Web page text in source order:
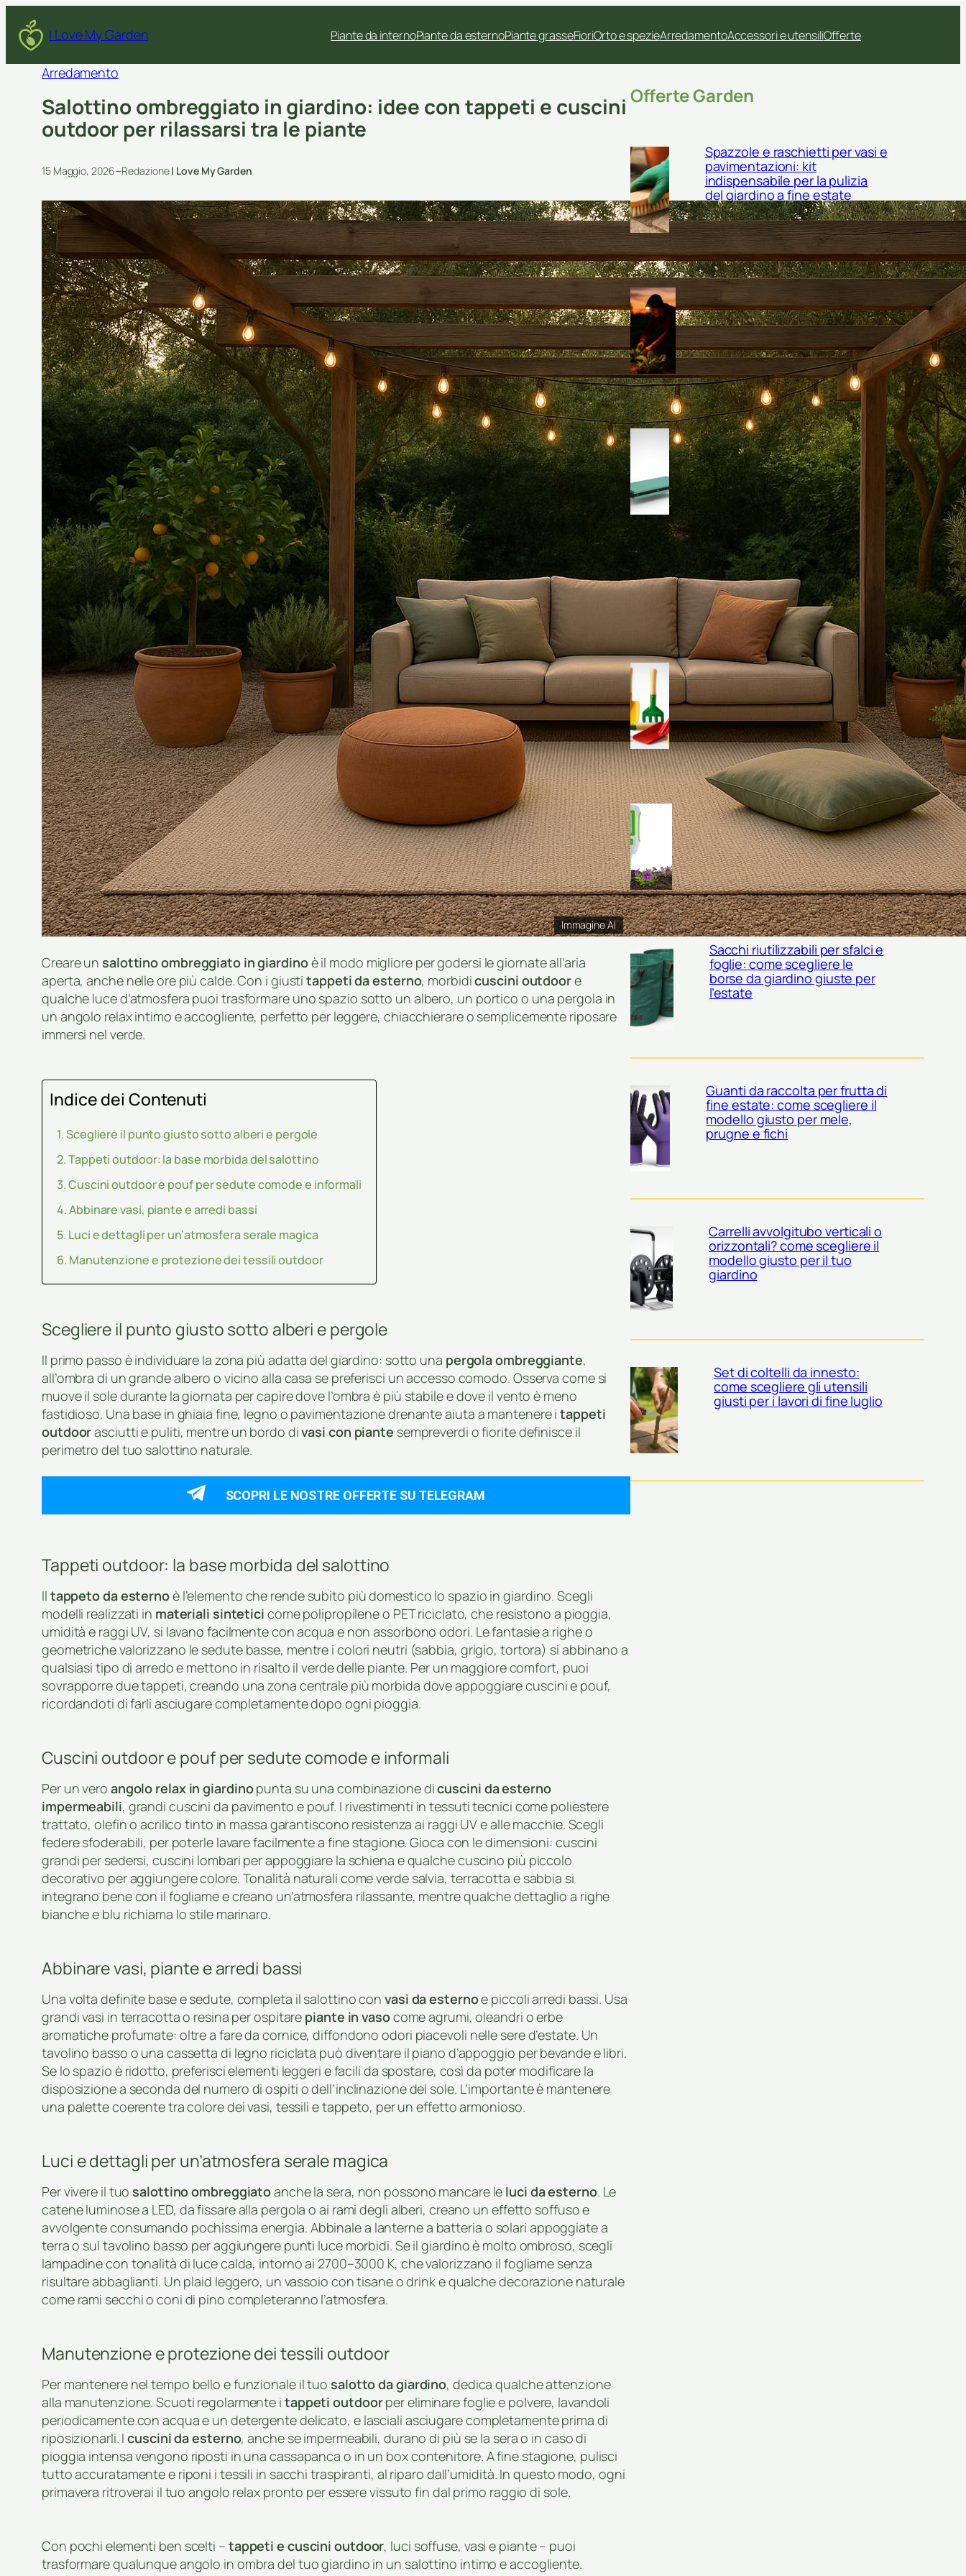
I Love My Garden Piante da internoPiante da esternoPiante grasseFioriOrto e spezieArredamentoAccessori e utensiliOfferte
Arredamento
Salottino ombreggiato in giardino: idee con tappeti e cuscini
outdoor per rilassarsi tra le piante
15 Maggio, 2026–RedazioneI Love My Garden
Immagine AI
Creare un salottino ombreggiato in giardinoè il modo migliore per godersi le giornate all’aria
aperta, anche nelle ore più calde. Con i giustitappeti da esterno, morbidicuscini outdoore
qualche luce d’atmosfera puoi trasformare uno spazio sotto un albero, un portico o una pergola in
un angolo relax intimo e accogliente, perfetto per leggere, chiacchierare o semplicemente riposare
immersi nel verde.
Indice dei Contenuti
Scegliere il punto giusto sotto alberi e pergole
Tappeti outdoor: la base morbida del salottino
Cuscini outdoor e pouf per sedute comode e informali
Abbinare vasi, piante e arredi bassi
Luci e dettagli per un’atmosfera serale magica
Manutenzione e protezione dei tessili outdoor
Scegliere il punto giusto sotto alberi e pergole
Il primo passo è individuare la zona più adatta del giardino: sotto una pergola ombreggiante,
all’ombra di un grande albero o vicino alla casa se preferisci un accesso comodo. Osserva come si
muove il sole durante la giornata per capire dove l’ombra è più stabile e dove il vento è meno
fastidioso. Una base in ghiaia fine, legno o pavimentazione drenante aiuta a mantenere itappeti
outdoorasciutti e puliti, mentre un bordo divasi con piante sempreverdi o fiorite definisce il
perimetro del tuo salottino naturale.
SCOPRI LE NOSTRE OFFERTE SU TELEGRAM
Tappeti outdoor: la base morbida del salottino
Il tappeto da esternoè l’elemento che rende subito più domestico lo spazio in giardino. Scegli
modelli realizzati in materiali sintetici come polipropilene o PET riciclato, che resistono a pioggia,
umidità e raggi UV, si lavano facilmente con acqua e non assorbono odori. Le fantasie a righe o
geometriche valorizzano le sedute basse, mentre i colori neutri (sabbia, grigio, tortora) si abbinano a
qualsiasi tipo di arredo e mettono in risalto il verde delle piante. Per un maggiore comfort, puoi
sovrapporre due tappeti, creando una zona centrale più morbida dove appoggiare cuscini e pouf,
ricordandoti di farli asciugare completamente dopo ogni pioggia.
Cuscini outdoor e pouf per sedute comode e informali
Per un vero angolo relax in giardinopunta su una combinazione dicuscini da esterno
impermeabili, grandi cuscini da pavimento e pouf. I rivestimenti in tessuti tecnici come poliestere
trattato, olefin o acrilico tinto in massa garantiscono resistenza ai raggi UV e alle macchie. Scegli
federe sfoderabili, per poterle lavare facilmente a fine stagione. Gioca con le dimensioni: cuscini
grandi per sedersi, cuscini lombari per appoggiare la schiena e qualche cuscino più piccolo
decorativo per aggiungere colore. Tonalità naturali come verde salvia, terracotta e sabbia si
integrano bene con il fogliame e creano un’atmosfera rilassante, mentre qualche dettaglio a righe
bianche e blu richiama lo stile marinaro.
Abbinare vasi, piante e arredi bassi
Una volta definite base e sedute, completa il salottino con vasi da esternoe piccoli arredi bassi. Usa
grandi vasi in terracotta o resina per ospitare piante in vasocome agrumi, oleandri o erbe
aromatiche profumate: oltre a fare da cornice, diffondono odori piacevoli nelle sere d’estate. Un
tavolino basso o una cassetta di legno riciclata può diventare il piano d’appoggio per bevande e libri.
Se lo spazio è ridotto, preferisci elementi leggeri e facili da spostare, così da poter modificare la
disposizione a seconda del numero di ospiti o dell’inclinazione del sole. L’importante è mantenere
una palette coerente tra colore dei vasi, tessili e tappeto, per un effetto armonioso.
Luci e dettagli per un’atmosfera serale magica
Per vivere il tuo salottino ombreggiatoanche la sera, non possono mancare le luci da esterno. Le
catene luminose a LED, da fissare alla pergola o ai rami degli alberi, creano un effetto soffuso e
avvolgente consumando pochissima energia. Abbinale a lanterne a batteria o solari appoggiate a
terra o sul tavolino basso per aggiungere punti luce morbidi. Se il giardino è molto ombroso, scegli
lampadine con tonalità di luce calda, intorno ai 2700–3000 K, che valorizzano il fogliame senza
risultare abbaglianti. Un plaid leggero, un vassoio con tisane o drink e qualche decorazione naturale
come rami secchi o coni di pino completeranno l’atmosfera.
Manutenzione e protezione dei tessili outdoor
Per mantenere nel tempo bello e funzionale il tuo salotto da giardino, dedica qualche attenzione
alla manutenzione. Scuoti regolarmente i tappeti outdoorper eliminare foglie e polvere, lavandoli
periodicamente con acqua e un detergente delicato, e lasciali asciugare completamente prima di
riposizionarli. Icuscini da esterno, anche se impermeabili, durano di più se la sera o in caso di
pioggia intensa vengono riposti in una cassapanca o in un box contenitore. A fine stagione, pulisci
tutto accuratamente e riponi i tessili in sacchi traspiranti, al riparo dall’umidità. In questo modo, ogni
primavera ritroverai il tuo angolo relax pronto per essere vissuto fin dal primo raggio di sole.
Con pochi elementi ben scelti – tappeti e cuscini outdoor, luci soffuse, vasi e piante – puoi
trasformare qualunque angolo in ombra del tuo giardino in un salottino intimo e accogliente.
Offerte Garden
Spazzole e raschietti per vasi e
pavimentazioni: kit
indispensabile per la pulizia
del giardino a fine estate
per il giardinaggio serale:
come scegliere il modello
giusto
Sgabello inginocchiatoio con
tasche laterali: l’accessorio
salva-schiena per il
giardinaggio di fine estate
Contenitori ermetici per semi e bulbi:
come conservare il materiale di
semina a fine estate
Kit di palette e cucchiai da
semina: come scegliere gli
accessori giusti per semi
piccoli e trapianti delicati
Come scegliere un misuratore
portatile di salinità del terreno
per orto e giardino in piena
estate
Sacchi riutilizzabili per sfalci e
foglie: come scegliere le
borse da giardino giuste per
l’estate
Guanti da raccolta per frutta di
fine estate: come scegliere il
modello giusto per mele,
prugne e fichi
Carrelli avvolgitubo verticali o
orizzontali? come scegliere il
modello giusto per il tuo
giardino
Set di coltelli da innesto:
come scegliere gli utensili
giusti per i lavori di fine luglio